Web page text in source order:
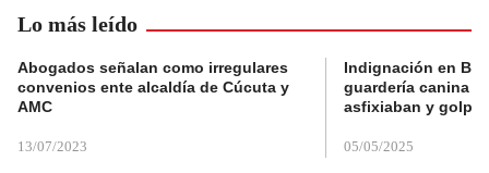
Lo más leído
Abogados señalan como irregulares
convenios ente alcaldía de Cúcuta y
AMC
13/07/2023
Indignación en
guardería canina
asfixiaban y
05/05/2025